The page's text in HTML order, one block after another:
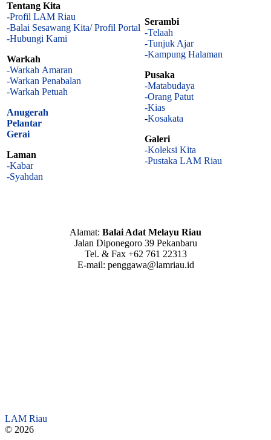
Tentang Kita
-Profil LAM Riau
-Balai Sesawang Kita/ Profil Portal
-Hubungi Kami
Warkah
-Warkah Amaran
-Warkan Penabalan
-Warkah Petuah
Anugerah
Pelantar
Gerai
Laman
-Kabar
-Syahdan
Serambi
-Telaah
-Tunjuk Ajar
-Kampung Halaman
Pusaka
-Matabudaya
-Orang Patut
-Kias
-Kosakata
Galeri
-Koleksi Kita
-Pustaka LAM Riau
Alamat: Balai Adat Melayu Riau
Jalan Diponegoro 39 Pekanbaru
Tel. & Fax +62 761 22313
E-mail: penggawa@lamriau.id
LAM Riau
© 2026